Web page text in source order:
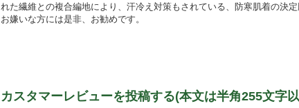
れた繊維との複合編地により、汗冷え対策もされている、防寒肌着の決
お嫌いな方には是非、お勧めです。
カスタマーレビューを投稿する(本文は半角255文字